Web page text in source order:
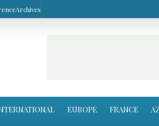
Archives
EUROPE FRANCE